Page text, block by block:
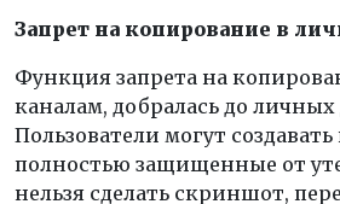
Запрет на копирование в
Функция запрета на
каналам, добралась до личных
Пользователи могут
полностью защищенные от
нельзя сделать скриншот,